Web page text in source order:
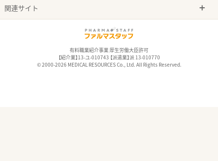
関連サイト
有料職業紹介事業 厚生労働大臣許可
【紹介業】13-ユ-010743 【派遣業】派 13-010770
© 2000-2026 MEDICAL RESOURCES Co., Ltd. All Rights Reserved.